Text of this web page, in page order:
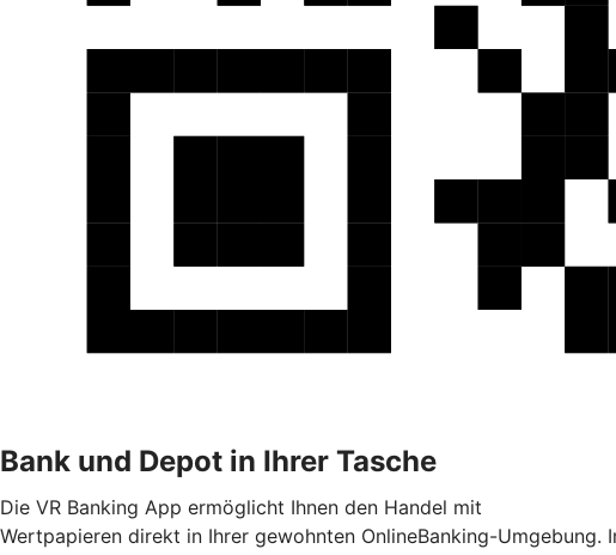
Bank und Depot in Ihrer Tasche
Die VR Banking App ermöglicht Ihnen den Handel mit
Wertpapieren direkt in Ihrer gewohnten OnlineBanking-Umgebung.